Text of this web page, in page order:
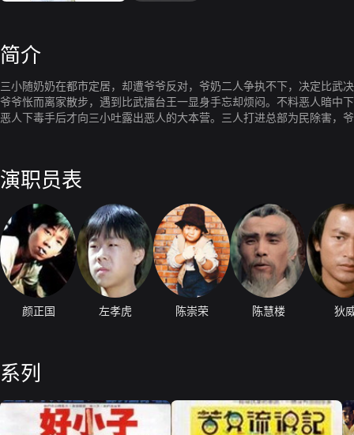
简介
三小随奶奶在都市定居，却遭爷爷反对，爷奶二人争执不下，决定比
爷爷怅而离家散步，遇到比武擂台王一显身手忘却烦闷。不料恶人暗
恶人下毒手后才向三小吐露出恶人的大本营。三人打进总部为民除害，
演职员表
颜正国 左孝虎 陈崇荣 陈慧楼 狄
系列